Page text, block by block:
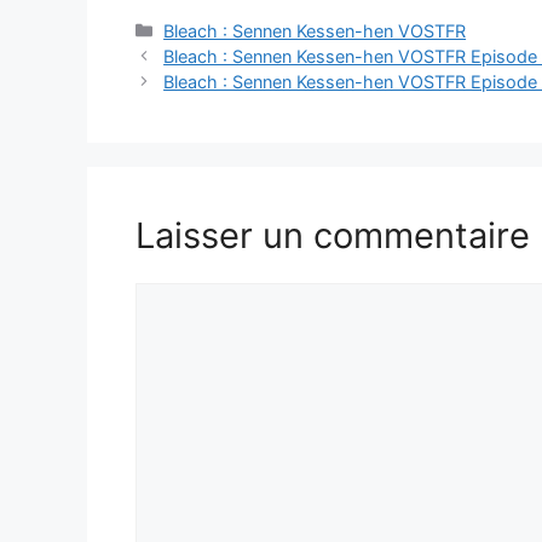
Catégories
Bleach : Sennen Kessen-hen VOSTFR
Bleach : Sennen Kessen-hen VOSTFR Episode
Bleach : Sennen Kessen-hen VOSTFR Episode
Laisser un commentaire